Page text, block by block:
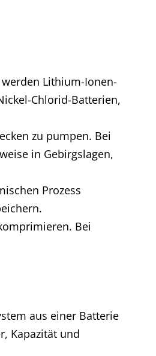
Lithium-Ionen-
Chlorid-Batterien,
zu pumpen. Bei
in Gebirgslagen,
Prozess
Bei
aus einer Batterie
Kapazität und